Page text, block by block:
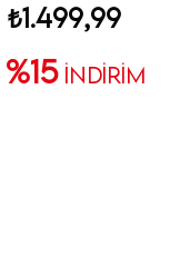
₺1.499,99
%15İNDİRİM